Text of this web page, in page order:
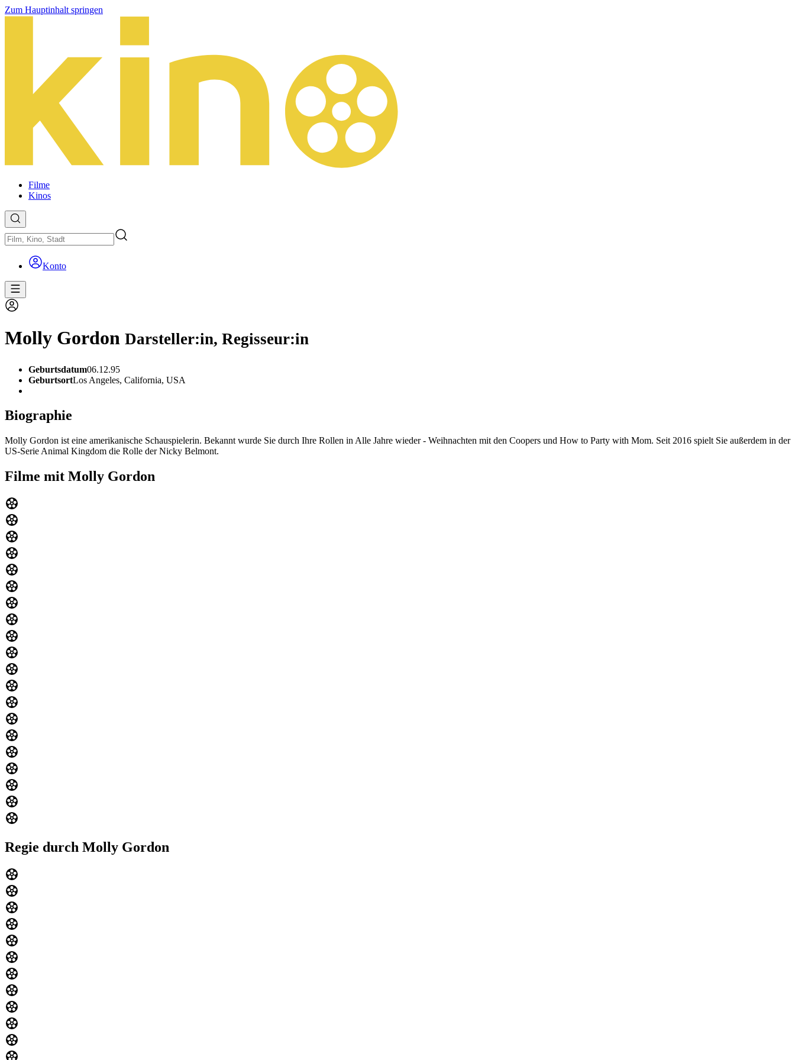
Zum Hauptinhalt springen
Filme
Kinos
Konto
Molly Gordon Darsteller:in, Regisseur:in
Geburtsdatum06.12.95
GeburtsortLos Angeles, California, USA
Biographie
Molly Gordon ist eine amerikanische Schauspielerin. Bekannt wurde Sie durch Ihre Rollen in Alle Jahre wieder - Weihnachten mit den Coopers und How to Party with Mom. Seit 2016 spielt Sie außerdem in der
US-Serie Animal Kingdom die Rolle der Nicky Belmont.
Filme mit Molly Gordon
Regie durch Molly Gordon